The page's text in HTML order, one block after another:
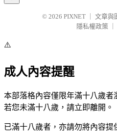
© 2026 PIXNET
文章與
隱私權政策
⚠️
成人內容提醒
本部落格內容僅限年滿十八歲者
若您未滿十八歲，請立即離開。
已滿十八歲者，亦請勿將內容提